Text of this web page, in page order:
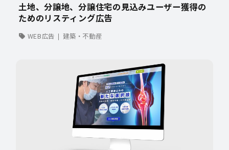
土地、分譲地、分譲住宅の見込みユーザー獲得の
ためのリスティング広告
WEB広告 建築・不動産